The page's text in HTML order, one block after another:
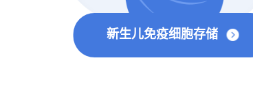
新生儿免疫细胞存储